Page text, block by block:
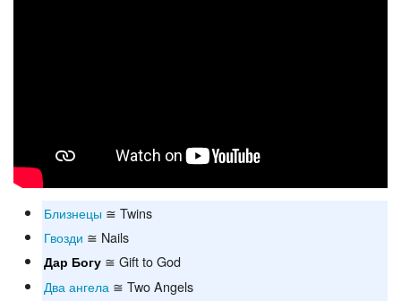
Близнецы ≅ Twins
Гвозди ≅ Nails
Дар Богу ≅ Gift to God
Два ангела ≅ Two Angels